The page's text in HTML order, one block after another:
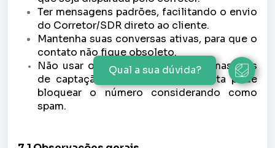
Ter mensagens padrões, facilitando o envio
do Corretor/SDR direto ao cliente.
Mantenha suas conversas ativas, para que o
contato não fique obsoleto.
Não usar o nome para campanha massivas
de captação de leads, pois a Meta pode
bloquear o número considerando como
spam.
Qual a sua dúvida?